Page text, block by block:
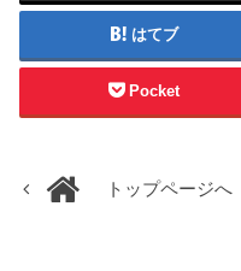
はてブ
Pocket
トップページへ